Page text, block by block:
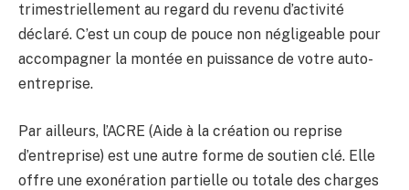
trimestriellement au regard du revenu d’activité
déclaré. C’est un coup de pouce non négligeable pour
accompagner la montée en puissance de votre auto-
entreprise.
Par ailleurs, l’ACRE (Aide à la création ou reprise
d’entreprise) est une autre forme de soutien clé. Elle
offre une exonération partielle ou totale des charges